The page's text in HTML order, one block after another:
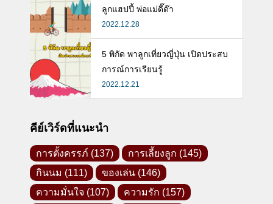
ลูกแฮปปี้ พ่อแม่ดี๊ด๊า
2022.12.28
5 พิกัด พาลูกเที่ยวญี่ปุ่น เปิดประสบ
การณ์การเรียนรู้
2022.12.21
คีย์เวิร์ดที่แนะนำ
การตั้งครรภ์ (137) การเลี้ยงลูก (145)
กินนม (111) ของเล่น (146)
ความมั่นใจ (107) ความรัก (157)